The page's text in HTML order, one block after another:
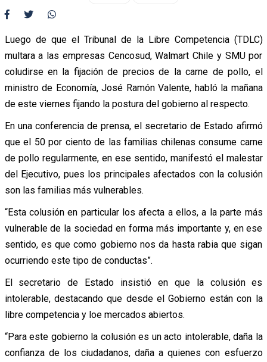
Luego de que el Tribunal de la Libre Competencia (TDLC)
multara a las empresas Cencosud, Walmart Chile y SMU por
coludirse en la fijación de precios de la carne de pollo, el
ministro de Economía, José Ramón Valente, habló la mañana
de este viernes fijando la postura del gobierno al respecto.
En una conferencia de prensa, el secretario de Estado afirmó
que el 50 por ciento de las familias chilenas consume carne
de pollo regularmente, en ese sentido, manifestó el malestar
del Ejecutivo, pues los principales afectados con la colusión
son las familias más vulnerables.
“Esta colusión en particular los afecta a ellos, a la parte más
vulnerable de la sociedad en forma más importante y, en ese
sentido, es que como gobierno nos da hasta rabia que sigan
ocurriendo este tipo de conductas”.
El secretario de Estado insistió en que la colusión es
intolerable, destacando que desde el Gobierno están con la
libre competencia y loe mercados abiertos.
“Para este gobierno la colusión es un acto intolerable, daña la
confianza de los ciudadanos, daña a quienes con esfuerzo